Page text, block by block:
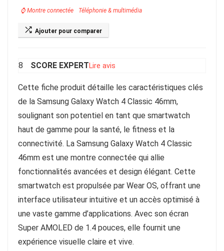
⌚️ Montre connectée Téléphonie & multimédia
Ajouter pour comparer
8 SCORE EXPERTLire avis
Cette fiche produit détaille les caractéristiques clés
de la Samsung Galaxy Watch 4 Classic 46mm,
soulignant son potentiel en tant que smartwatch
haut de gamme pour la santé, le fitness et la
connectivité. La Samsung Galaxy Watch 4 Classic
46mm est une montre connectée qui allie
fonctionnalités avancées et design élégant. Cette
smartwatch est propulsée par Wear OS, offrant une
interface utilisateur intuitive et un accès optimisé à
une vaste gamme d’applications. Avec son écran
Super AMOLED de 1.4 pouces, elle fournit une
expérience visuelle claire et vive.